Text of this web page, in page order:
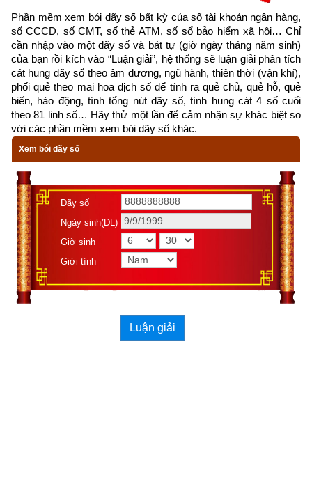
- Dịch vụ mở số tài khoản tự chọn (có thu phí): chọn được tất
cả các số chỉ có ngân hàng MB, SHB và VP bank còn các
ngân hàng khác chỉ cho chọn một vài số như sau: Vietinbank
(tối đa 9 số trong 12 số, MSB (tối đa 6 số trong 12 số), OCB
(tối đa 9 số trong 16 số), TPBank (tối đa 3 số trong 11 số),
Nam A Bank (tối đa 6 số trong 16 số), PG Bank (tối đa 10 số
trong 13 số), Sacombank (tối đa 4 số trong 12 số), SCB (tối đa
10 số trong 11 số), LienVietPostBank (tối đa 10 số trong 12
4 số trong 17 số).
Phần mềm xem bói dãy số bất kỳ của số tài khoản ngân hàng,
số CCCD, số CMT, số thẻ ATM, số sổ bảo hiểm xã hội… Chỉ
cần nhập vào một dãy số và bát tự (giờ ngày tháng năm sinh)
của bạn rồi kích vào “Luận giải”, hệ thống sẽ luận giải phân tích
cát hung dãy số theo âm dương, ngũ hành, thiên thời (vận khí),
phối quẻ theo mai hoa dịch số để tính ra quẻ chủ, quẻ hỗ, quẻ
biến, hào động, tính tổng nút dãy số, tính hung cát 4 số cuối
theo 81 linh số… Hãy thử một lần để cảm nhận sự khác biệt so
với các phần mềm xem bói dãy số khác.
Xem bói dãy số
Dãy số
Ngày sinh(DL)
Giờ sinh
Giới tính
Luận giải